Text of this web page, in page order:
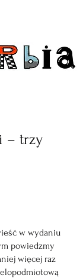
– trzy
w wydaniu
powiedzmy
więcej raz